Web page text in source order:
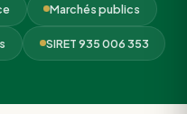
Marchés publics
SIRET 935 006 353